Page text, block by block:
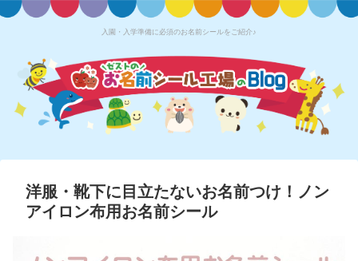
入園・入学準備に必須のお名前シールをご紹介♪
洋服・靴下に目立たないお名前つけ！ノン
アイロン布用お名前シール